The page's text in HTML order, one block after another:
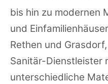
bis hin zu modernen
und
Rethen und
Sanitär-Dienstleister
unterschiedliche